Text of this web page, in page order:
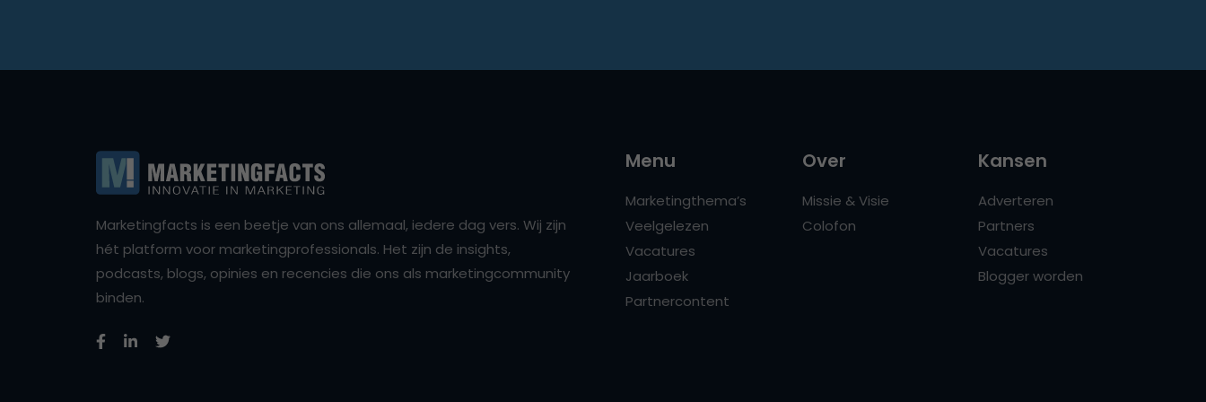
Marketingfacts is een beetje van ons allemaal, iedere dag vers. Wij zijn
hét platform voor marketingprofessionals. Het zijn de insights,
podcasts, blogs, opinies en recencies die ons als marketingcommunity
binden.
Menu
Marketingthema’s
Veelgelezen
Vacatures
Jaarboek
Partnercontent
Over
Missie & Visie
Colofon
Kansen
Adverteren
Partners
Vacatures
Blogger worden